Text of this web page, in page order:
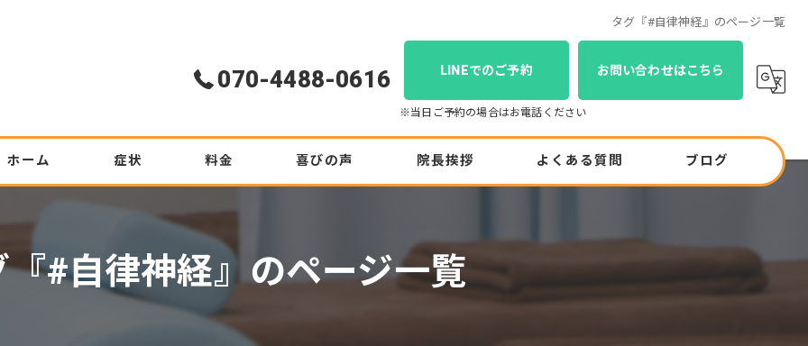
タグ『#自律神経』のページ一覧
070-4488-0616 LINEでのご予約 お問い合わせはこちら
ホーム 症状
ぎっくり腰
坐骨神経痛
料金 喜びの声 院長挨拶 よくある質問 ブログ
『#自律神経』のページ一覧